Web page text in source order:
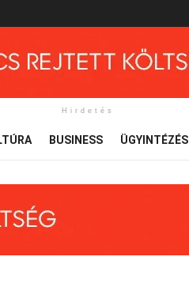
Hirdetés
BUSINESS ÜGYINTÉZÉS